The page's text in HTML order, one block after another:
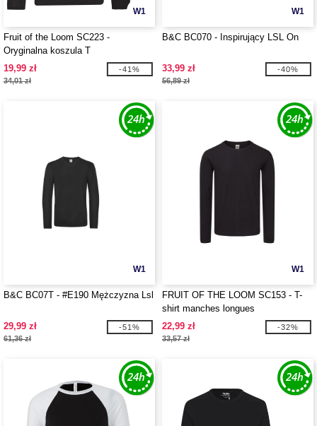
W1
Fruit of the Loom SC223 -
Oryginalna koszula T
19,99 zł
34,01 zł
-41%
W1
B&C BC070 - Inspirujący LSL On
33,99 zł
56,89 zł
-40%
W1
B&C BC07T - #E190 Mężczyzna Lsl
29,99 zł
61,36 zł
-51%
W1
FRUIT OF THE LOOM SC153 - T-
shirt manches longues
22,99 zł
33,57 zł
-32%